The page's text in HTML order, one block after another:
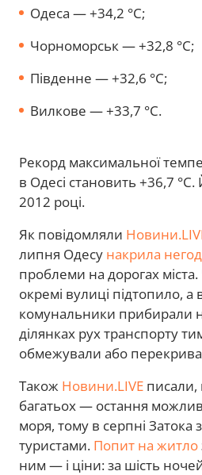
Одеса — +34,2 °С;
Чорноморськ — +32,8 °С;
Південне — +32,6 °С;
Вилкове — +33,7 °С.
Рекорд максимальної
в Одесі становить +36,7 °С.
2012 році.
Як повідомляли
липня Одесу накрила
проблеми на дорогах
окремі вулиці підтопило, а
комунальники прибирали
ділянках рух транспорту
обмежували або
Також Новини.LIVE писали,
багатьох — остання
моря, тому в серпні Затока
туристами. Попит на житло
ним — і ціни: за шість